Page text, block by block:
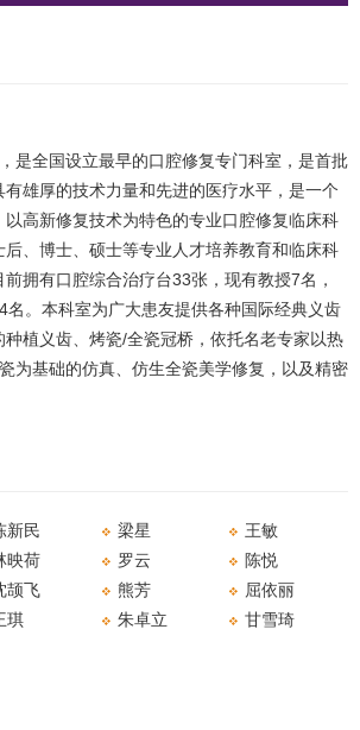
是全国设立最早的口腔修复专门科室，是首批
有雄厚的技术力量和先进的医疗水平，是一个
高新修复技术为特色的专业口腔修复临床科
、博士、硕士等专业人才培养教育和临床科
拥有口腔综合治疗台33张，现有教授7名，
名。本科室为广大患友提供各种国际经典义齿
植义齿、烤瓷/全瓷冠桥，依托名老专家以热
为基础的仿真、仿生全瓷美学修复，以及精密
新民 梁星
王敏
映荷 罗云
陈悦
颉飞 熊芳
屈依丽
琪 朱卓立
甘雪琦